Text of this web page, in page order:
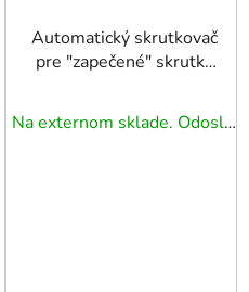
Automatický skrutkovač
pre "zapečené" skrutky
Na externom sklade. Odoslanie 3 - 5 prac. dní.